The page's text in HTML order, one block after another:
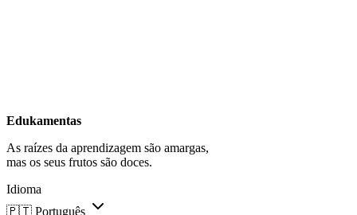
Edukamentas
As raízes da aprendizagem são amargas,
mas os seus frutos são doces.
Idioma
🇵🇹 Português